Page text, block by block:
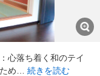
心落ち着く和のテイ
め… 続きを読む